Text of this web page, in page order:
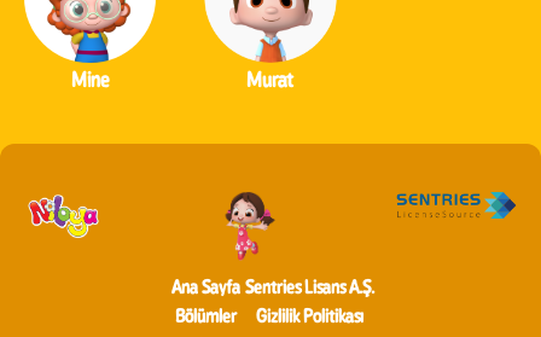
Mine Murat
Ana Sayfa
Bölümler
Sentries Lisans A.Ş.
Gizlilik Politikası